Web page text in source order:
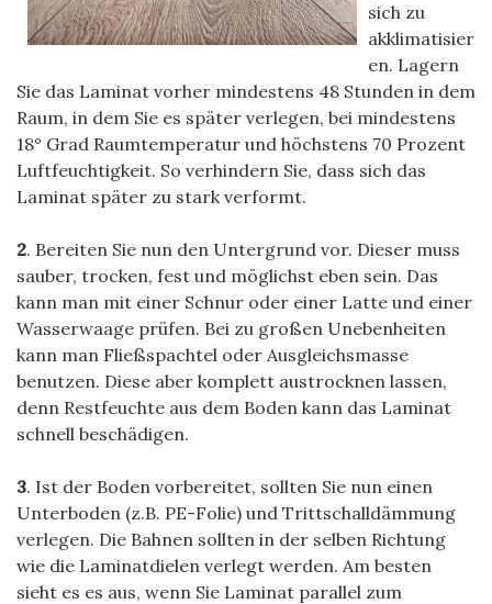
sich zu
akklimatisier
en. Lagern
Sie das Laminat vorher mindestens 48 Stunden in dem
Raum, in dem Sie es später verlegen, bei mindestens
18° Grad Raumtemperatur und höchstens 70 Prozent
Luftfeuchtigkeit. So verhindern Sie, dass sich das
Laminat später zu stark verformt.
2. Bereiten Sie nun den Untergrund vor. Dieser muss
sauber, trocken, fest und möglichst eben sein. Das
kann man mit einer Schnur oder einer Latte und einer
Wasserwaage prüfen. Bei zu großen Unebenheiten
kann man Fließspachtel oder Ausgleichsmasse
benutzen. Diese aber komplett austrocknen lassen,
denn Restfeuchte aus dem Boden kann das Laminat
schnell beschädigen.
3. Ist der Boden vorbereitet, sollten Sie nun einen
Unterboden (z.B. PE-Folie) und Trittschalldämmung
verlegen. Die Bahnen sollten in der selben Richtung
wie die Laminatdielen verlegt werden. Am besten
sieht es es aus, wenn Sie Laminat parallel zum